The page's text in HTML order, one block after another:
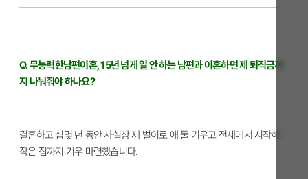
Q. 무능력한남편이혼, 15년 넘게 일 안 하는 남편과 이혼하면 제 퇴직금까
지 나눠줘야 하나요?
결혼하고 십몇 년 동안 사실상 제 벌이로 애 둘 키우고 전세에서 시작해
작은 집까지 겨우 마련했습니다.